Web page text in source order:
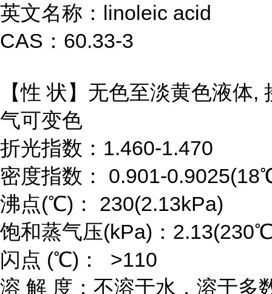
英文名称：linoleic acid
CAS：60.33-3
【性 状】无色至淡黄色液体,
气可变色
折光指数：1.460-1.470
密度指数： 0.901-
沸点(℃)： 230(2.13kPa)
饱和蒸气压(kPa)：
闪点 (℃)： >110
溶 解 度：不溶于水，溶于多